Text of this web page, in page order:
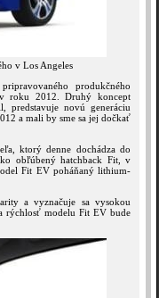
v Los Angeles
produkčného
roku 2012. Druhý koncept
predstavuje novú generáciu
a mali by sme sa jej dočkať
ktorý denne dochádza do
obľúbený hatchback Fit, v
Fit EV poháňaný lithium-
a vyznačuje sa vysokou
rýchlosť modelu Fit EV bude